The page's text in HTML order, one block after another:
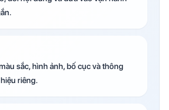
sắc, hình ảnh, bố cục và thông
riêng.